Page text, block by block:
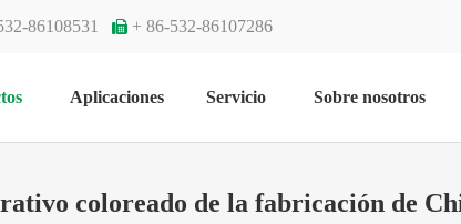
86108531  + 86-532-86107286
Aplicaciones Servicio Sobre nosotros
coloreado de la fabricación de